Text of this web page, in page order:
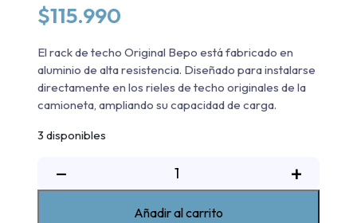
$115.990
El rack de techo Original Bepo está fabricado en
aluminio de alta resistencia. Diseñado para instalarse
directamente en los rieles de techo originales de la
camioneta, ampliando su capacidad de carga.
3 disponibles
−
De
+
Añadir al carrito